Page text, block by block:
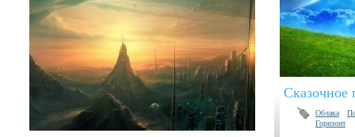
Сказочное
Облака
Горизонт